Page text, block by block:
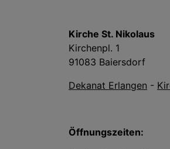
Kirche St. Nikolaus
Kirchenpl. 1
91083 Baiersdorf
Dekanat Erlangen -
Öffnungszeiten: